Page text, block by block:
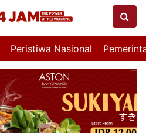
Peristiwa Nasional